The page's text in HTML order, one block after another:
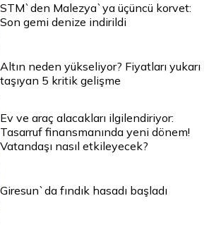
STM`den Malezya`ya üçüncü korvet:
Son gemi denize indirildi
Altın neden yükseliyor? Fiyatları yukarı
taşıyan 5 kritik gelişme
Ev ve araç alacakları ilgilendiriyor:
Tasarruf finansmanında yeni dönem!
Vatandaşı nasıl etkileyecek?
Giresun`da fındık hasadı başladı